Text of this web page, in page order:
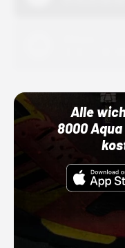
Alle
8000